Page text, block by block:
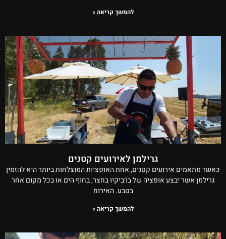
להמשך קריאה »
גרילמן לאירועים קטנים
כאשר מתאמים אירועים קטנים, אחת האופציות המוצלחות ביותר היא להזמין
גרילמן אשר יבצע אופציה של ברביקיו בחצר, בחוף הים או בכל מקום אחר
בטבע. האירוח
להמשך קריאה »